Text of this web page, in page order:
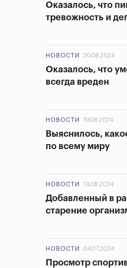
Оказалось, что
тревожность и
НОВОСТИ 20.08.2024
Оказалось, что
всегда вреден
НОВОСТИ 19.08.2024
Выяснилось,
по всему миру
НОВОСТИ 13.08.2024
Добавленный в
старение
НОВОСТИ 04.07.2024
Просмотр